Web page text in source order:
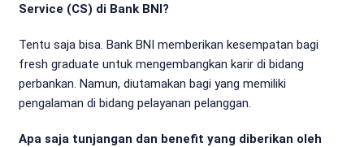
Service (CS) di Bank BNI?
Tentu saja bisa. Bank BNI memberikan kesempatan bagi
fresh graduate untuk mengembangkan karir di bidang
perbankan. Namun, diutamakan bagi yang memiliki
pengalaman di bidang pelayanan pelanggan.
Apa saja tunjangan dan benefit yang diberikan oleh